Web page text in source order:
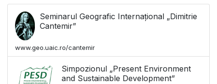
Seminarul Geografic Internațional „Dimitrie
Cantemir”
www.geo.uaic.ro/cantemir
Simpozionul „Present Environment
and Sustainable Development”